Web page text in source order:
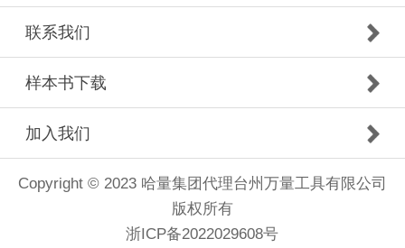
联系我们
样本书下载
加入我们
Copyright © 2023 哈量集团代理台州万量工具有限公司
版权所有
浙ICP备2022029608号